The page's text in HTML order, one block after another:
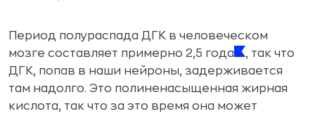
Период полураспада ДГК в человеческом
мозге составляет примерно 2,5 года
, так что
ДГК, попав в наши нейроны, задерживается
там надолго. Это полиненасыщенная жирная
кислота, так что за это время она может